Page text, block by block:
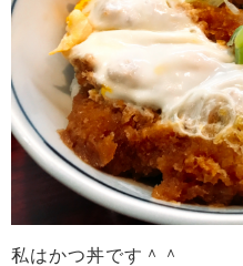
私はかつ丼です＾＾